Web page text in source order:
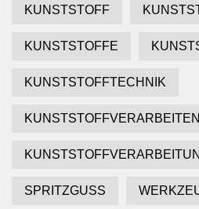
KUNSTSTOFF
KUNSTSTOFFE
KUNSTSTOFFTECHNIK
SPRITZGUSS